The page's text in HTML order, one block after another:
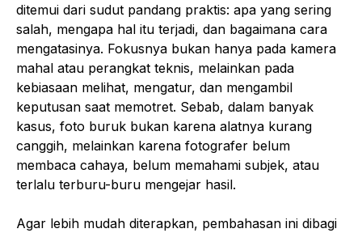
ditemui dari sudut pandang praktis: apa yang sering
salah, mengapa hal itu terjadi, dan bagaimana cara
mengatasinya. Fokusnya bukan hanya pada kamera
mahal atau perangkat teknis, melainkan pada
kebiasaan melihat, mengatur, dan mengambil
keputusan saat memotret. Sebab, dalam banyak
kasus, foto buruk bukan karena alatnya kurang
canggih, melainkan karena fotografer belum
membaca cahaya, belum memahami subjek, atau
terlalu terburu-buru mengejar hasil.
Agar lebih mudah diterapkan, pembahasan ini dibagi